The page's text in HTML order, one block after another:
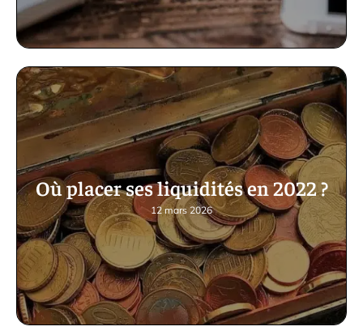
Où placer ses liquidités en 2022 ?
12 mars 2026